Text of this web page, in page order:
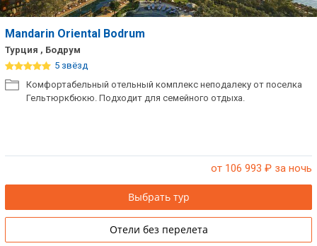
Mandarin Oriental Bodrum
Турция , Бодрум
5 звёзд
Комфортабельный отельный комплекс неподалеку от поселка
Гельтюркбюкю. Подходит для семейного отдыха.
от 106 993 ₽ за ночь
Выбрать тур
Отели без перелета